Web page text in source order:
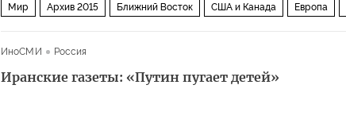
Мир Архив 2015 Ближний Восток США и Канада Европа
ИноСМИ Россия
Иранские газеты: «Путин пугает детей»